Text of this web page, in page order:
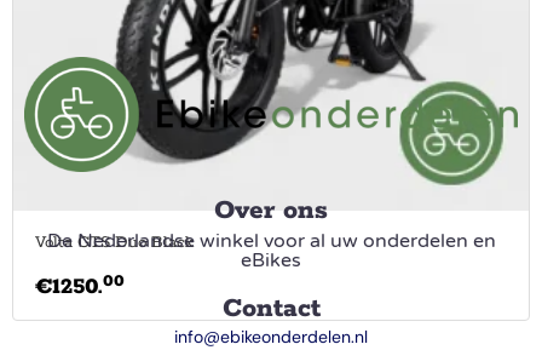
Volta GTS Duo Black
€1250.00
Over ons
De Nederlandse winkel voor al uw onderdelen en
eBikes
Contact
info@ebikeonderdelen.nl